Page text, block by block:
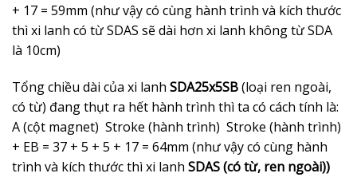
+ 17 = 59mm (như vậy có cùng hành trình và kích thước
thì xi lanh có từ SDAS sẽ dài hơn xi lanh không từ SDA
là 10cm)
Tổng chiều dài của xi lanh SDA25x5SB(loại ren ngoài,
có từ) đang thụt ra hết hành trình thì ta có cách tính là:
A (cột magnet) Stroke (hành trình) Stroke (hành trình)
+ EB = 37 + 5 + 5 + 17 = 64mm (như vậy có cùng hành
trình và kích thước thì xi lanh SDAS (có từ, ren ngoài))